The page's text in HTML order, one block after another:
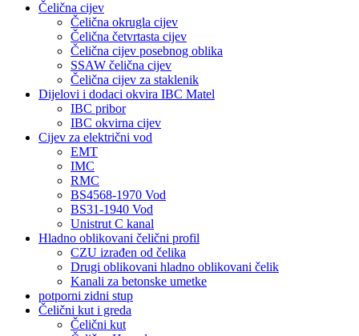
Čelična cijev
Čelična okrugla cijev
Čelična četvrtasta cijev
Čelična cijev posebnog oblika
SSAW čelična cijev
Čelična cijev za staklenik
Dijelovi i dodaci okvira IBC Matel
IBC pribor
IBC okvirna cijev
Cijev za električni vod
EMT
IMC
RMC
BS4568-1970 Vod
BS31-1940 Vod
Unistrut C kanal
Hladno oblikovani čelični profil
CZU izrađen od čelika
Drugi oblikovani hladno oblikovani čelik
Kanali za betonske umetke
potporni zidni stup
Čelični kut i greda
Čelični kut